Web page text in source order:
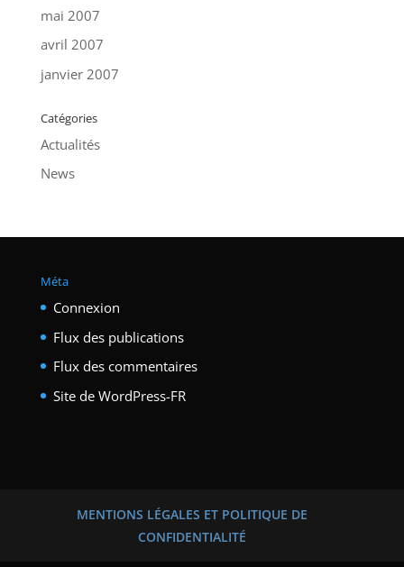
mai 2007
avril 2007
janvier 2007
Catégories
Actualités
News
Méta
Connexion
Flux des publications
Flux des commentaires
Site de WordPress-FR
MENTIONS LÉGALES ET POLITIQUE DE
CONFIDENTIALITÉ